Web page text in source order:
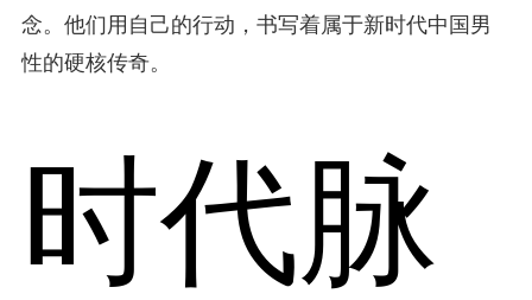
念。他们用自己的行动，书写着属于新时代中国男
性的硬核传奇。
时代脉